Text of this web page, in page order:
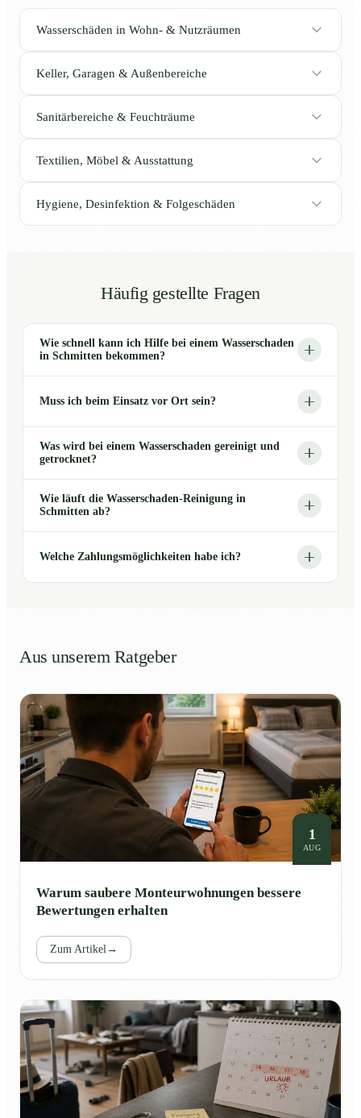
Wasserschäden in Wohn- & Nutzräumen
Keller, Garagen & Außenbereiche
Sanitärbereiche & Feuchträume
Textilien, Möbel & Ausstattung
Hygiene, Desinfektion & Folgeschäden
Häufig gestellte Fragen
Wie schnell kann ich Hilfe bei einem Wasserschaden
in Schmitten bekommen?
Muss ich beim Einsatz vor Ort sein?
Was wird bei einem Wasserschaden gereinigt und
getrocknet?
Wie läuft die Wasserschaden-Reinigung in
Schmitten ab?
Welche Zahlungsmöglichkeiten habe ich?
Aus unserem Ratgeber
1
AUG
Warum saubere Monteurwohnungen bessere
Bewertungen erhalten
Zum Artikel→